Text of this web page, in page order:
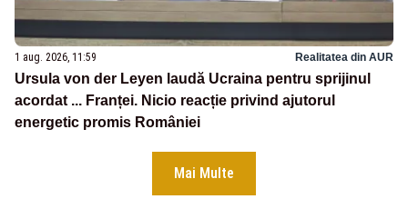
1 aug. 2026, 11:59 Realitatea din AUR
Ursula von der Leyen laudă Ucraina pentru sprijinul
acordat ... Franței. Nicio reacție privind ajutorul
energetic promis României
Mai Multe